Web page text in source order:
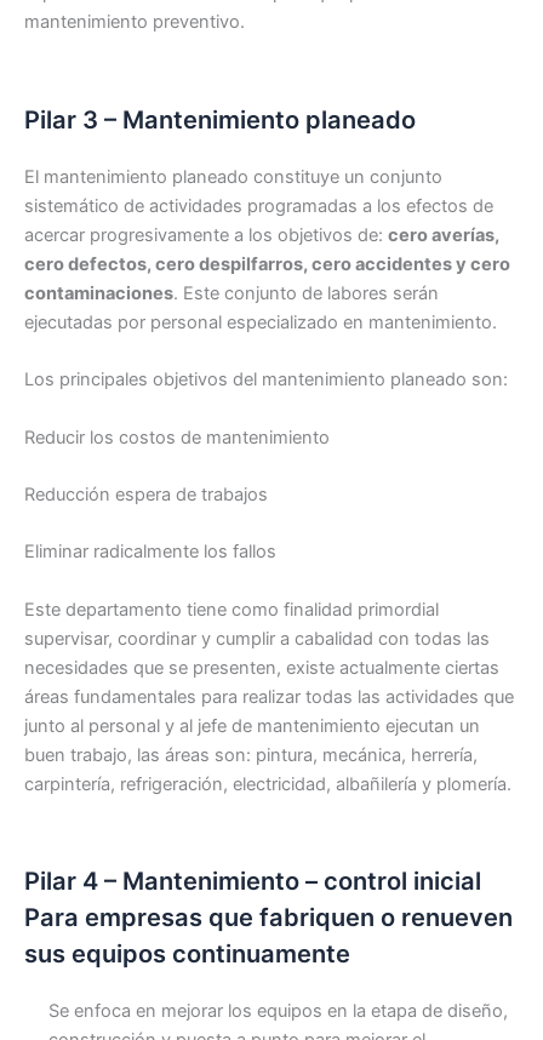
mantenimiento preventivo.
Pilar 3 – Mantenimiento planeado
El mantenimiento planeado constituye un conjunto
sistemático de actividades programadas a los efectos de
acercar progresivamente a los objetivos de: cero averías,
cero defectos, cero despilfarros, cero accidentes y cero
contaminaciones. Este conjunto de labores serán
ejecutadas por personal especializado en mantenimiento.
Los principales objetivos del mantenimiento planeado son:
Reducir los costos de mantenimiento
Reducción espera de trabajos
Eliminar radicalmente los fallos
Este departamento tiene como finalidad primordial
supervisar, coordinar y cumplir a cabalidad con todas las
necesidades que se presenten, existe actualmente ciertas
áreas fundamentales para realizar todas las actividades que
junto al personal y al jefe de mantenimiento ejecutan un
buen trabajo, las áreas son: pintura, mecánica, herrería,
carpintería, refrigeración, electricidad, albañilería y plomería.
Pilar 4 – Mantenimiento – control inicial
Para empresas que fabriquen o renueven
sus equipos continuamente
Se enfoca en mejorar los equipos en la etapa de diseño,